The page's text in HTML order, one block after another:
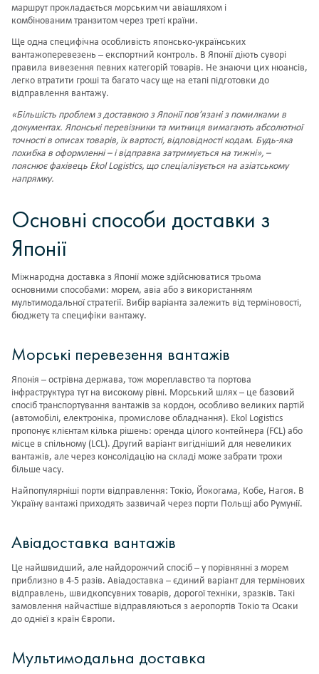
маршрут прокладається морським чи авіашляхом і
комбінованим транзитом через треті країни.
Ще одна специфічна особливість японсько-українських
вантажоперевезень – експортний контроль. В Японії діють суворі
правила вивезення певних категорій товарів. Не знаючи цих нюансів,
легко втратити гроші та багато часу ще на етапі підготовки до
відправлення вантажу.
«Більшість проблем з доставкою з Японії пов’язані з помилками в
документах. Японські перевізники та митниця вимагають абсолютної
точності в описах товарів, їх вартості, відповідності кодам. Будь-яка
похибка в оформленні – і відправка затримується на тижні», –
пояснює фахівець Ekol Logistics, що спеціалізується на азіатському
напрямку.
Основні способи доставки з
Японії
Міжнародна доставка з Японії може здійснюватися трьома
основними способами: морем, авіа або з використанням
мультимодальної стратегії. Вибір варіанта залежить від терміновості,
бюджету та специфіки вантажу.
Морські перевезення вантажів
Японія – острівна держава, тож мореплавство та портова
інфраструктура тут на високому рівні. Морський шлях – це базовий
спосіб транспортування вантажів за кордон, особливо великих партій
(автомобілі, електроніка, промислове обладнання). Ekol Logistics
пропонує клієнтам кілька рішень: оренда цілого контейнера (FCL) або
місце в спільному (LCL). Другий варіант вигідніший для невеликих
вантажів, але через консолідацію на складі може забрати трохи
більше часу.
Найпопулярніші порти відправлення: Токіо, Йокогама, Кобе, Нагоя. В
Україну вантажі приходять зазвичай через порти Польщі або Румунії.
Авіадоставка вантажів
Це найшвидший, але найдорожчий спосіб – у порівнянні з морем
приблизно в 4-5 разів. Авіадоставка – єдиний варіант для термінових
відправлень, швидкопсувних товарів, дорогої техніки, зразків. Такі
замовлення найчастіше відправляються з аеропортів Токіо та Осаки
до однієї з країн Європи.
Мультимодальна доставка